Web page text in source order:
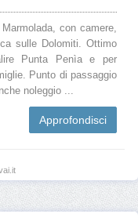
con camere,
sulle Dolomiti. Ottimo
Punta Penìa e per
Punto di passaggio
noleggio ...
Approfondisci